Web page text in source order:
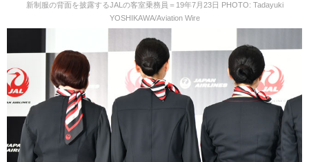
新制服の背面を披露するJALの客室乗務員＝19年7月23日 PHOTO: Tadayuki
YOSHIKAWA/Aviation Wire